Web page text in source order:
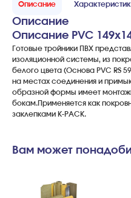
Описание
Описание
Описание PVC
Готовые тройники ПВХ
изоляционной системы, из
белого цвета (Основа PVC RS
на местах соединения и
образной формы имеет
бокам.Применяется как
заклепками K-PACK.
Вам может